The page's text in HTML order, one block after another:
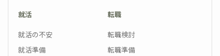
就活
就活の不安
就活準備
転職
転職検討
転職準備